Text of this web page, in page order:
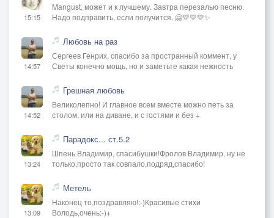
15:15
Mangust, может и к лучшему. Завтра перезалью песню.
Надо подправить, если получится. 🤗💛💛💛✨
14:57
Любовь на раз
Сергеев Генрих, спасибо за пространный коммент, у
Светы конечно мощь, но и заметьте какая нежность
14:52
Грешная любовь
Великолепно! И главное всем вместе можно петь за
столом, или на диване, и с гостями и без +
13:24
Парадокс... ст.5.2
Шпень Владимир, спасибушки!Фролов Владимир, ну не
только,просто так совпало,подряд,спасибо!
13:09
Метель
Наконец то,поздравляю!:-)Красивые стихи
Володь,очень:-)+